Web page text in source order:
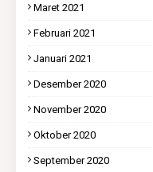
Maret 2021
Februari 2021
Januari 2021
Desember 2020
November 2020
Oktober 2020
September 2020